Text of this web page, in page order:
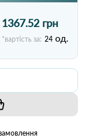
1367.52 грн
*вартість за: 24 од.